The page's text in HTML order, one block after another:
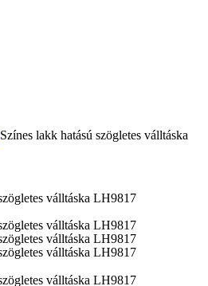
Színes lakk hatású szögletes válltáska